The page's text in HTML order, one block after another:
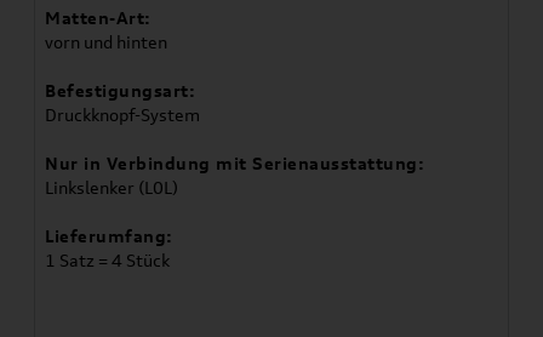
Matten-Art:
vorn und hinten
Befestigungsart:
Druckknopf-System
Nur in Verbindung mit Serienausstattung:
Linkslenker (L0L)
Lieferumfang:
1 Satz = 4 Stück